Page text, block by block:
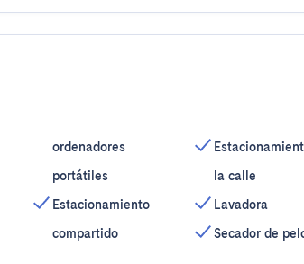
ordenadores
portátiles
Estacionamiento
compartido
la calle
Lavadora
Secador de